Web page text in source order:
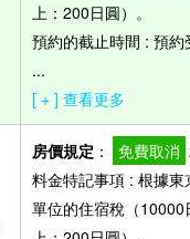
上：200日圓）。
預約的截止時間 : 預
...
[ + ] 查看更多
房價規定 ： 免費取消
料金特記事項 : 根據
單位的住宿稅（